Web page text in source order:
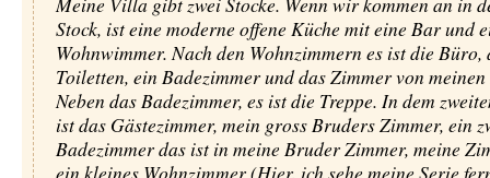
Stock, ist eine moderne offene Küche mit eine Bar und
Wohnwimmer. Nach den Wohnzimmern es ist die Büro,
Toiletten, ein Badezimmer und das Zimmer von
Neben das Badezimmer, es ist die Treppe. In dem
ist das Gästezimmer, mein gross Bruders Zimmer, ein
Badezimmer das ist in meine Bruder Zimmer, meine
ein kleines Wohnzimmer (Hier, ich sehe meine Serie